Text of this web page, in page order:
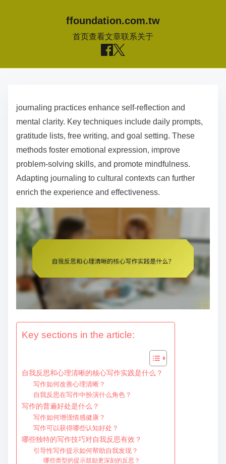
ffoundation.com.tw
首页查看文章联系关于
journaling practices enhance self-reflection and
mental clarity. Key techniques include daily prompts,
gratitude lists, free writing, and goal setting. These
methods foster emotional expression, improve
problem-solving skills, and promote mindfulness.
Adapting journaling to cultural contexts can further
enrich the experience and effectiveness.
Key sections in the article:
自我反思和心理清晰的核心写作实践是什么？
写作如何改善心理清晰？
自我反思在写作中扮演什么角色？
写作的普遍好处是什么？
写作如何增强情感健康？
写作可以获得哪些认知好处？
哪些独特的写作技巧对自我反思有效？
引导性写作提示如何帮助自我发现？
哪些类型的提示鼓励更深刻的反思？